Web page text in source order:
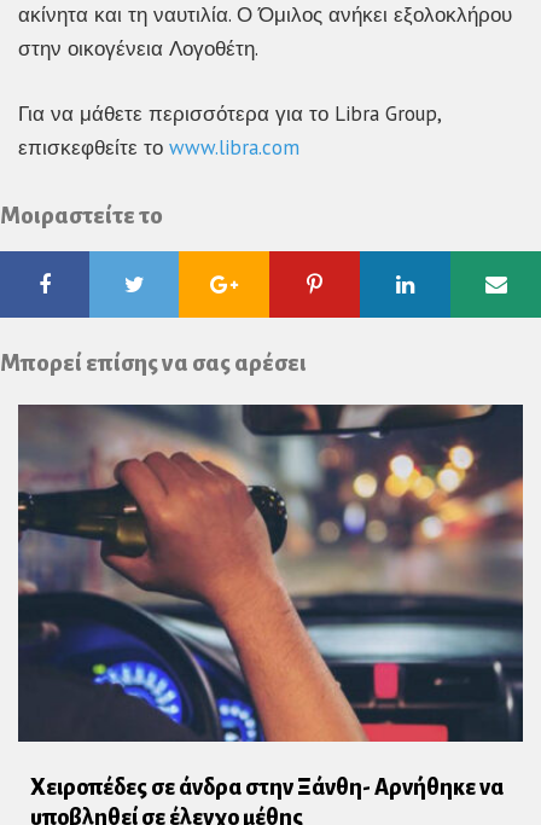
ακίνητα και τη ναυτιλία. Ο Όμιλος ανήκει εξολοκλήρου
στην οικογένεια Λογοθέτη.
Για να μάθετε περισσότερα για το Libra Group,
επισκεφθείτε το www.libra.com
Μοιραστείτε το
FacebookTwitter Google
Plus
Pinterest Linkedin
Μπορεί επίσης να σας αρέσει
Χειροπέδες σε άνδρα στην Ξάνθη- Αρνήθηκε να
υποβληθεί σε έλεγχο μέθης